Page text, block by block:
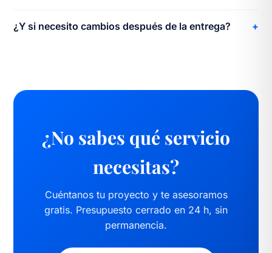
¿Y si necesito cambios después de la entrega?
¿No sabes qué servicio
necesitas?
Cuéntanos tu proyecto y te asesoramos
gratis. Presupuesto cerrado en 24 h, sin
permanencia.